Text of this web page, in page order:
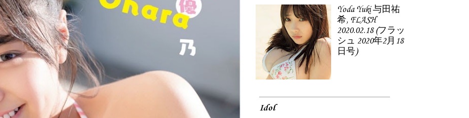
Yoda Yuki 与田祐
希, FLASH
2020.02.18 (フラッ
シュ 2020年2月18
日号)
Idol